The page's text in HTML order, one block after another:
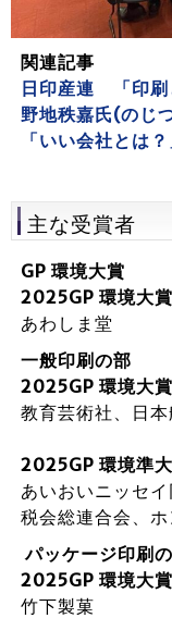
関連記事
日印産連 「印
野地秩嘉氏(のじ
「いい会社とは
主な受賞者
GP 環境大賞
2025GP 環境大
あわしま堂
一般印刷の部
2025GP 環境大賞
教育芸術社、日本
2025GP 環境準
あいおいニッセ
税会総連合会、
パッケージ印刷
2025GP 環境大賞
竹下製菓